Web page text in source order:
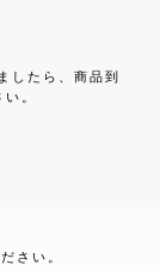
したら、商品到
。
さい。